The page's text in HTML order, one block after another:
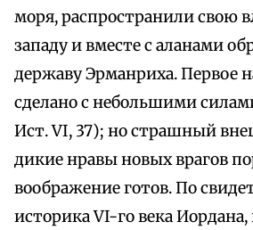
моря, распространили свою
западу и вместе с аланами
державу Эрманриха. Первое
сделано с небольшими
Ист. VI, 37); но страшный
дикие нравы новых врагов
воображение готов. По
историка VI-го века